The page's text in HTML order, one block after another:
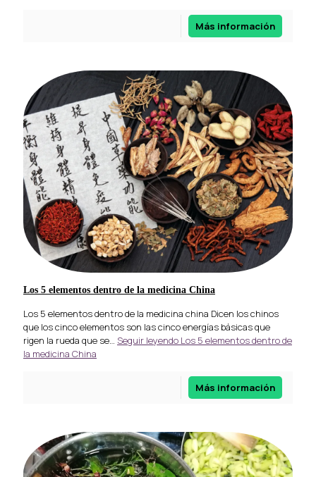
Más información
Los 5 elementos dentro de la medicina China
Los 5 elementos dentro de la medicina china Dicen los chinos
que los cinco elementos son las cinco energías básicas que
rigen la rueda que se… Seguir leyendo Los 5 elementos dentro de
la medicina China
Más información